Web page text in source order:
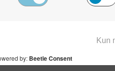
læsere svaret ja. Kun 22
aften over for sine
halv plan med lunkne